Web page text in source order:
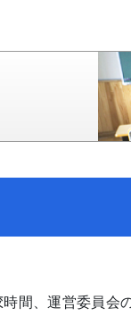
間、運営委員会